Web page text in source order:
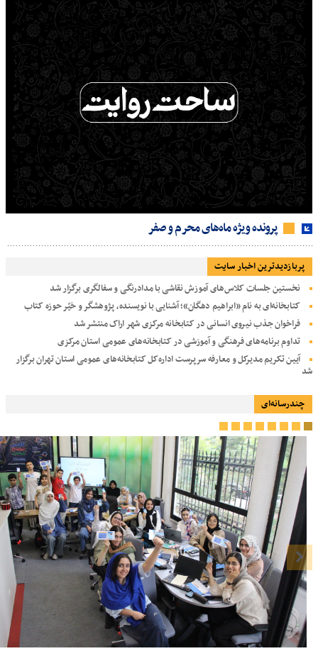
پرونده ویژه ماه‌های محرم و صفر
پربازديدترين اخبار سایت
نخستین جلسات کلاس‌های آموزش نقاشی با مدادرنگی و سفالگری برگزار شد
کتابخانه‌ای به نام «ابراهیم دهگان»؛ آشنایی با نویسنده، پژوهشگر و خیّر حوزه کتاب
فراخوان جذب نیروی انسانی در کتابخانه مرکزی شهر اراک منتشر شد
تداوم برنامه‌های فرهنگی و آموزشی در کتابخانه‌های عمومی استان مرکزی
آیین تکریم مدیرکل و معارفه سرپرست اداره‌کل کتابخانه‌های عمومی استان تهران برگزار
شد
چندرسانه‌ای